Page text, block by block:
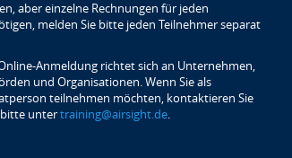
aber einzelne Rechnungen für jeden
melden Sie bitte jeden Teilnehmer separat
Anmeldung richtet sich an Unternehmen,
und Organisationen. Wenn Sie als
teilnehmen möchten, kontaktieren Sie
unter training@airsight.de.